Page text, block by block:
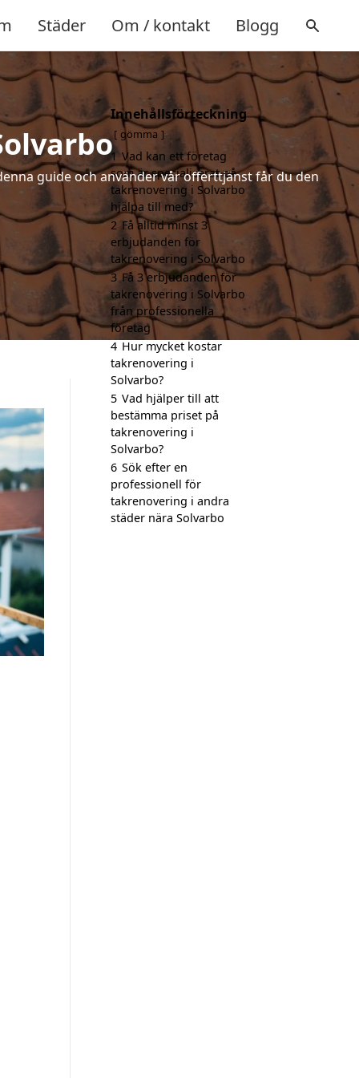
Städer Om / kontakt Blogg
guide och använder vår offerttjänst får du den
Innehållsförteckning
gömma
1 Vad kan ett företag
som är specialiserat på
takrenovering i Solvarbo
hjälpa till med?
2 Få alltid minst 3
erbjudanden för
takrenovering i Solvarbo
3 Få 3 erbjudanden för
takrenovering i Solvarbo
från professionella
företag
4 Hur mycket kostar
takrenovering i
Solvarbo?
5 Vad hjälper till att
bestämma priset på
takrenovering i
Solvarbo?
6 Sök efter en
professionell för
takrenovering i andra
städer nära Solvarbo